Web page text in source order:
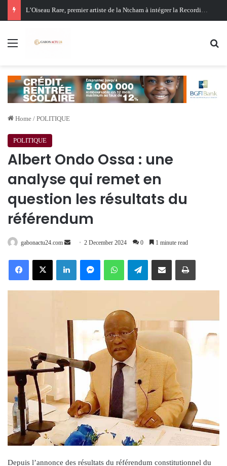
Oligui Nguema au Ghana : Libreville mise sur Accra pour renforcer sa stratégie diplomatique et économique
Menu
Home / POLITIQUE
POLITIQUE
Albert Ondo Ossa : une
analyse qui remet en
question les résultats du
référendum
gabonactu24.com
Send 2 December 2024 0 1 minute read
FacebookX LinkedInMessengerWhatsAppTelegramShare via Email Print
Depuis l’annonce des résultats du référendum constitutionnel du